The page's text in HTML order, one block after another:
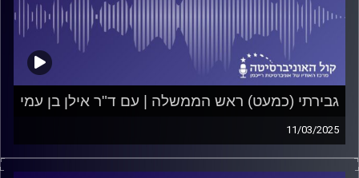
גבירתי (כמעט) ראש הממשלה | עם ד"ר אילן בן עמי
11/03/2025
פודקאסט המכון לחירות ואחריות באוניברסיטת רייכמן